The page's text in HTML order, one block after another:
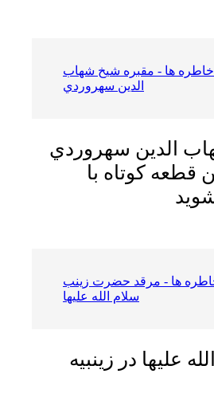
ها - مقبره شيخ شهاب
الدين سهروردي
الدين سهروردي
كوتاه با
ها - مرقد حضرت زينب
سلام الله عليها
عليها در زينبيه